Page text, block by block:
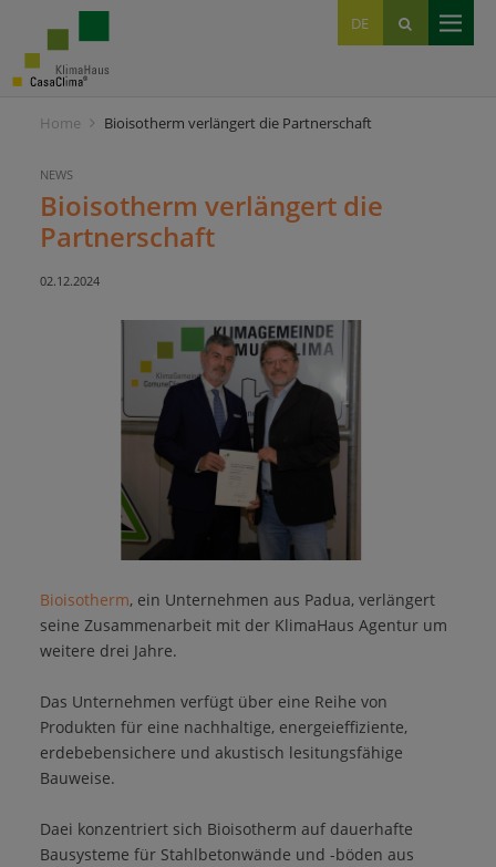
DE
IT
EN
Home Bioisotherm verlängert die Partnerschaft
NEWS
Bioisotherm verlängert die
Partnerschaft
02.12.2024
Bioisotherm, ein Unternehmen aus Padua, verlängert
seine Zusammenarbeit mit der KlimaHaus Agentur um
weitere drei Jahre.
Das Unternehmen verfügt über eine Reihe von
Produkten für eine nachhaltige, energeieffiziente,
erdebebensichere und akustisch lesitungsfähige
Bauweise.
Daei konzentriert sich Bioisotherm auf dauerhafte
Bausysteme für Stahlbetonwände und -böden aus